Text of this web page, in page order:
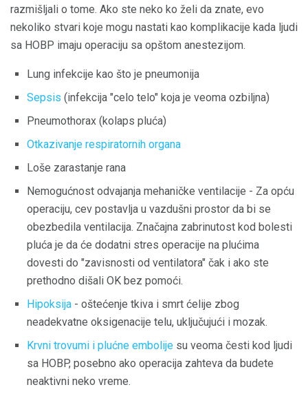
razmišljali o tome. Ako ste neko ko želi da znate, evo
nekoliko stvari koje mogu nastati kao komplikacije kada ljudi
sa HOBP imaju operaciju sa opštom anestezijom.
Lung infekcije kao što je pneumonija
Sepsis (infekcija "celo telo" koja je veoma ozbiljna)
Pneumothorax (kolaps pluća)
Otkazivanje respiratornih organa
Loše zarastanje rana
Nemogućnost odvajanja mehaničke ventilacije - Za opću
operaciju, cev postavlja u vazdušni prostor da bi se
obezbedila ventilacija. Značajna zabrinutost kod bolesti
pluća je da će dodatni stres operacije na plućima
dovesti do "zavisnosti od ventilatora" čak i ako ste
prethodno dišali OK bez pomoći.
Hipoksija - oštećenje tkiva i smrt ćelije zbog
neadekvatne oksigenacije telu, uključujući i mozak.
Krvni trovumi i plućne embolije su veoma česti kod ljudi
sa HOBP, posebno ako operacija zahteva da budete
neaktivni neko vreme.